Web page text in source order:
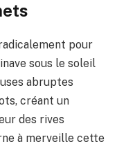
pour
sous le soleil
abruptes
créant un
des rives
à merveille cette